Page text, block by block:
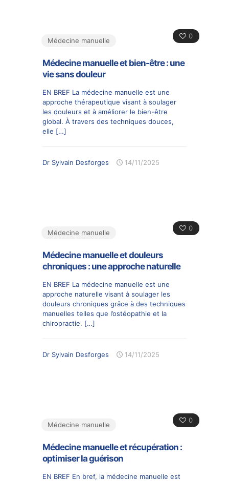
0
Médecine manuelle
Médecine manuelle et bien-être : une
vie sans douleur
EN BREF La médecine manuelle est une
approche thérapeutique visant à soulager
les douleurs et à améliorer le bien-être
global. À travers des techniques douces,
elle […]
Dr Sylvain Desforges 14/11/2025
0
Médecine manuelle
Médecine manuelle et douleurs
chroniques : une approche naturelle
EN BREF La médecine manuelle est une
approche naturelle visant à soulager les
douleurs chroniques grâce à des techniques
manuelles telles que l’ostéopathie et la
chiropractie. […]
Dr Sylvain Desforges 14/11/2025
0
Médecine manuelle
Médecine manuelle et récupération :
optimiser la guérison
EN BREF En bref, la médecine manuelle est